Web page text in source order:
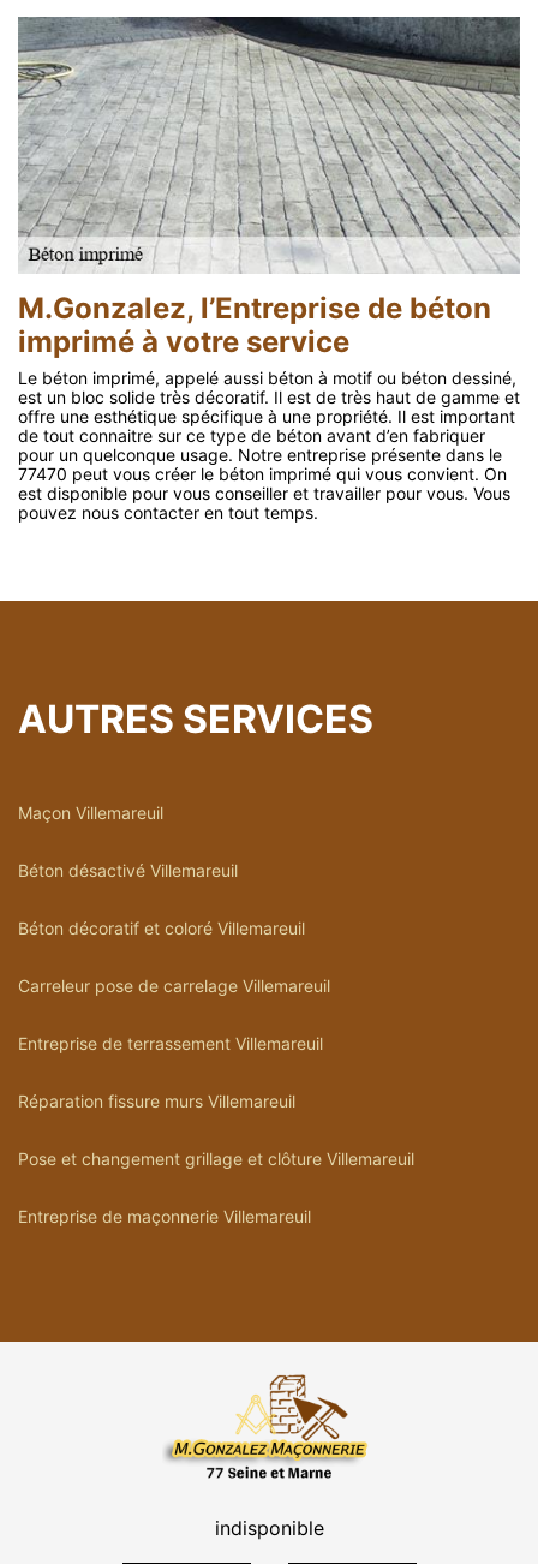
M.Gonzalez, l’Entreprise de béton
imprimé à votre service
Le béton imprimé, appelé aussi béton à motif ou béton dessiné,
est un bloc solide très décoratif. Il est de très haut de gamme et
offre une esthétique spécifique à une propriété. Il est important
de tout connaitre sur ce type de béton avant d’en fabriquer
pour un quelconque usage. Notre entreprise présente dans le
77470 peut vous créer le béton imprimé qui vous convient. On
est disponible pour vous conseiller et travailler pour vous. Vous
pouvez nous contacter en tout temps.
AUTRES SERVICES
Maçon Villemareuil
Béton désactivé Villemareuil
Béton décoratif et coloré Villemareuil
Carreleur pose de carrelage Villemareuil
Entreprise de terrassement Villemareuil
Réparation fissure murs Villemareuil
Pose et changement grillage et clôture Villemareuil
Entreprise de maçonnerie Villemareuil
indisponible